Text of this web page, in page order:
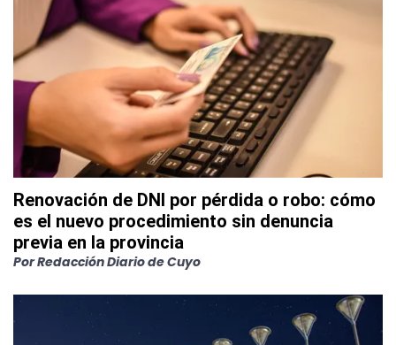
Renovación de DNI por pérdida o robo: cómo
es el nuevo procedimiento sin denuncia
previa en la provincia
PorRedacción Diario de Cuyo